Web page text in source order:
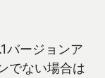
バージョンア
でない場合は